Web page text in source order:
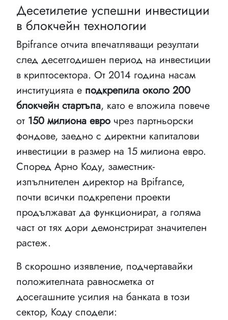
Десетилетие успешни инвестиции
в блокчейн технологии
Bpifrance отчита впечатляващи резултати
след десетгодишен период на инвестиции
в криптосектора. От 2014 година насам
институцията е подкрепила около 200
блокчейн стартъпа, като е вложила повече
от 150 милиона евро чрез партньорски
фондове, заедно с директни капиталови
инвестиции в размер на 15 милиона евро.
Според Арно Коду, заместник-
изпълнителен директор на Bpifrance,
почти всички подкрепени проекти
продължават да функционират, а голяма
част от тях дори демонстрират значителен
растеж.
В скорошно изявление, подчертавайки
положителната равносметка от
досегашните усилия на банката в този
сектор, Коду сподели: